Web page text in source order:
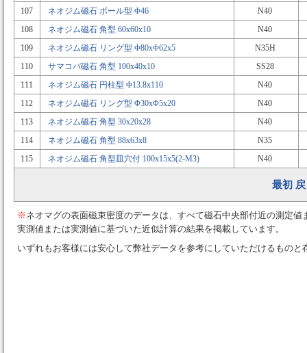
107
ネオジム磁石 ボール型 Φ46
N40
108
ネオジム磁石 角型 60x60x10
N40
109
ネオジム磁石 リング型 Φ80xΦ62x5
N35H
110
サマコバ磁石 角型 100x40x10
SS28
111
ネオジム磁石 円柱型 Φ13.8x110
N40
112
ネオジム磁石 リング型 Φ30xΦ5x20
N40
113
ネオジム磁石 角型 30x20x28
N40
114
ネオジム磁石 角型 88x63x8
N35
115
ネオジム磁石 角型皿穴付 100x15x5(2-M3) N40
最初
※ ネオマグの表面磁束密度のデータは、すべて磁石中央部付近の測定
実測値または実測値に基づいた近似計算の結果を掲載しています。
いずれもお客様には安心して弊社データを参考にしていただけるものと